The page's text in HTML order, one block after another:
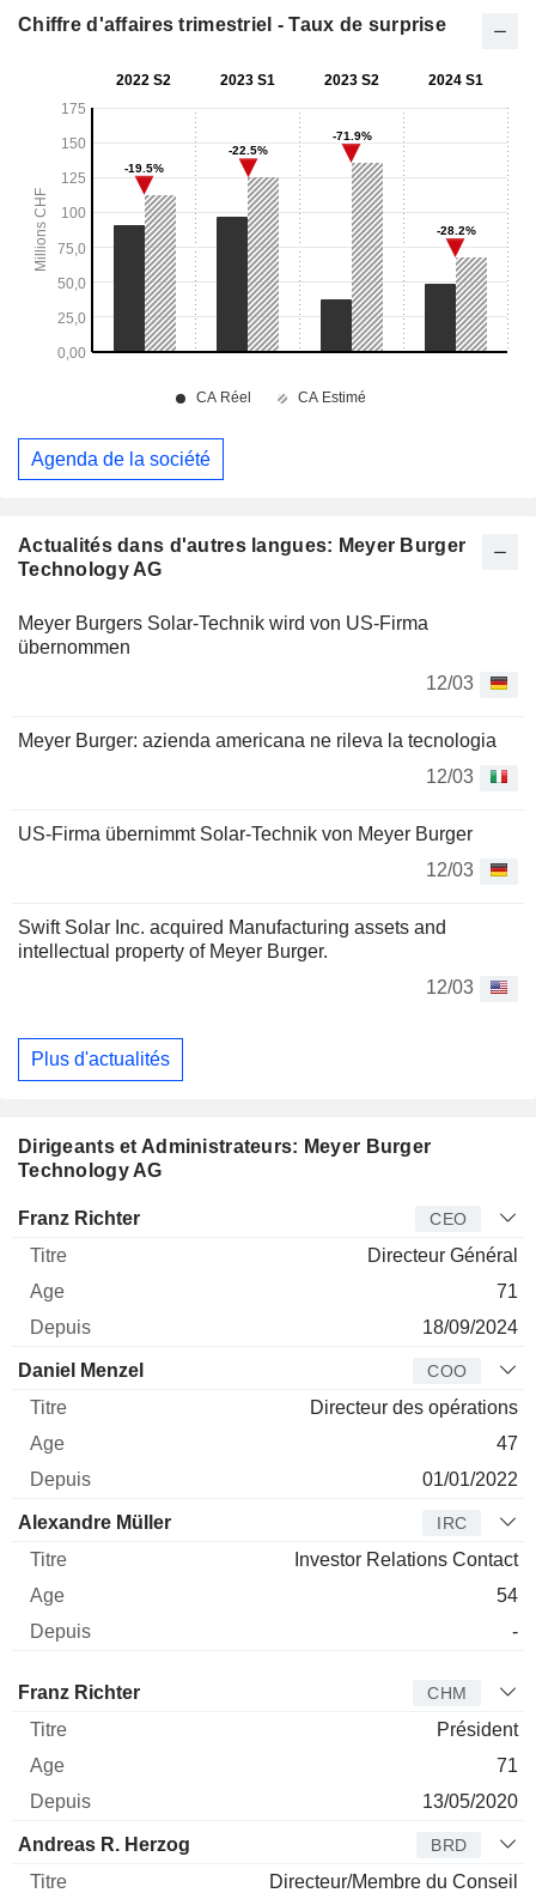
Actualités dans d'autres langues: Meyer Burger
Technology AG
Meyer Burgers Solar-Technik wird von US-Firma
übernommen
12/03
Meyer Burger: azienda americana ne rileva la tecnologia
12/03
US-Firma übernimmt Solar-Technik von Meyer Burger
12/03
Swift Solar Inc. acquired Manufacturing assets and
intellectual property of Meyer Burger.
12/03
Plus d'actualités
Dirigeants et Administrateurs: Meyer Burger
Technology AG
Dirigeant Titre
Franz Richter CEO
Directeur Général
71
18/09/2024
Daniel Menzel COO
Directeur des opérations
47
01/01/2022
Alexandre Müller IRC
Investor Relations Contact
54
-
Administrateur
Franz Richter CHM
Président
71
13/05/2020
Andreas R. Herzog BRD
Directeur/Membre du Conseil
Chiffre d'affaires trimestriel - Taux de surprise
Agenda de la société